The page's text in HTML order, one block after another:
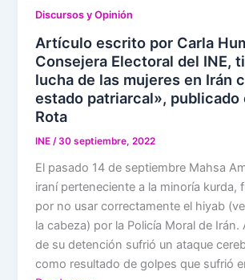
Discursos y Opinión
Artículo escrito por Carla
Consejera Electoral del INE,
lucha de las mujeres en Irán
estado patriarcal», publicado
Rota
INE /30 septiembre, 2022
El pasado 14 de septiembre Mahsa
iraní perteneciente a la minoría kurda,
por no usar correctamente el hiyab
la cabeza) por la Policía Moral de Irán.
de su detención sufrió un ataque
como resultado de golpes que sufrió